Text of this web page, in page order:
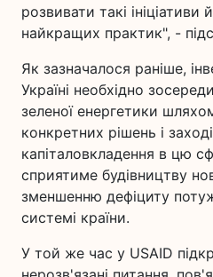
розвивати такі
найкращих практик", -
Як зазначалося раніше,
Україні необхідно
зеленої енергетики
конкретних рішень і
капіталовкладення в цю
сприятиме будівництву
зменшенню дефіциту
системі країни.
У той же час у USAID